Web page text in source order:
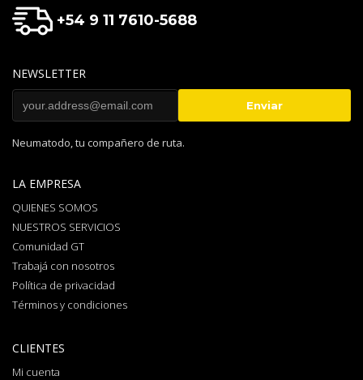
+54 9 11 7610-5688
NEWSLETTER
Neumatodo, tu compañero de ruta.
LA EMPRESA
QUIENES SOMOS
NUESTROS SERVICIOS
Comunidad GT
Trabajá con nosotros
Política de privacidad
Términos y condiciones
CLIENTES
Mi cuenta